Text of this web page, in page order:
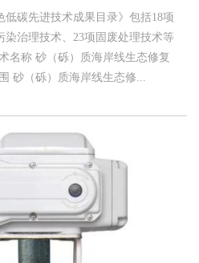
碳先进技术成果目录》包括18项
染治理技术、23项固废处理技术等
名称 砂（砾）质海岸线生态修复
砂（砾）质海岸线生态修...